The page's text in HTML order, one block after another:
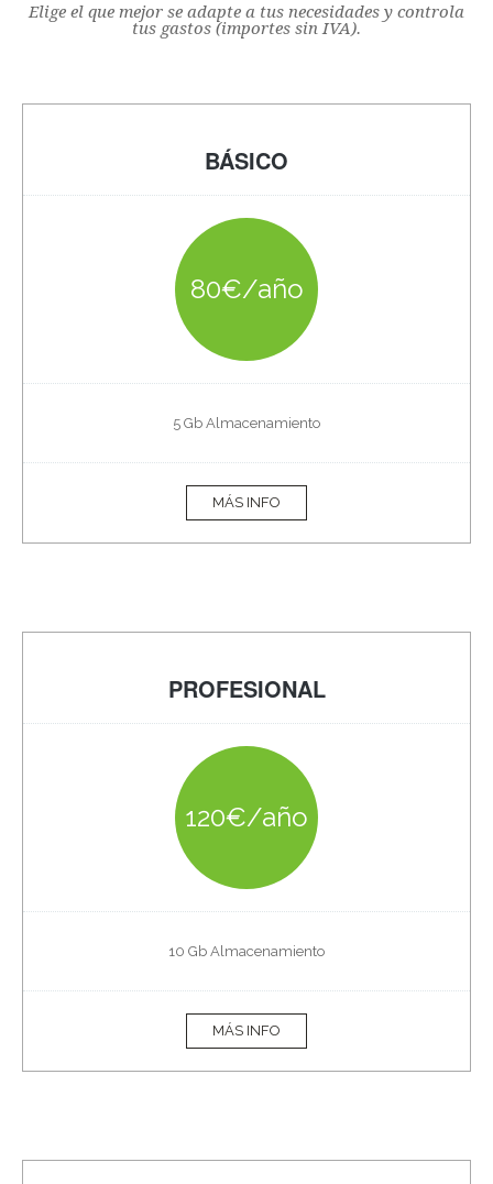
Elige el que mejor se adapte a tus necesidades y controla
tus gastos (importes sin IVA).
BÁSICO
80€/año
5 Gb Almacenamiento
MÁS INFO
PROFESIONAL
120€/año
10 Gb Almacenamiento
MÁS INFO